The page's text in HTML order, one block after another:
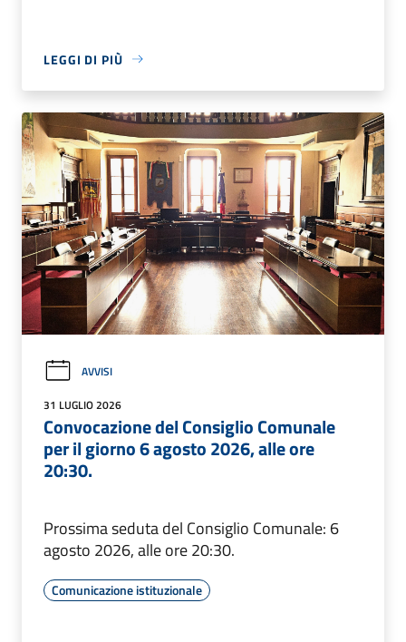
LEGGI DI PIÙ
AVVISI
31 LUGLIO 2026
Convocazione del Consiglio Comunale
per il giorno 6 agosto 2026, alle ore
20:30.
Prossima seduta del Consiglio Comunale: 6
agosto 2026, alle ore 20:30.
Comunicazione istituzionale